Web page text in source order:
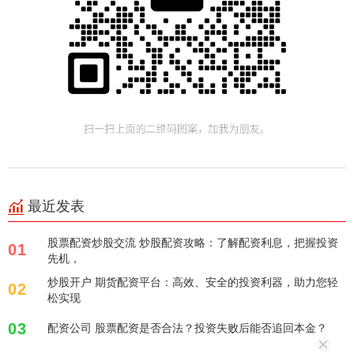
最近发表
01
股票配资炒股交流 炒股配资攻略：了解配资利息，把握投资
先机，
02
炒股开户 期货配资平台：高效、安全的投资利器，助力您轻
松实现
03 配资公司 股票配资是否合法？投资失败后能否追回本金？